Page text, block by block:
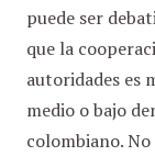
puede ser
que la
autoridades es
medio o bajo
colombiano. No